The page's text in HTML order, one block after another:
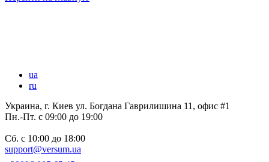
ua
ru
Украина, г. Киев ул. Богдана Гаврилишина 11, офис #1
Пн.-Пт. с 09:00 до 19:00
Сб. с 10:00 до 18:00
support@versum.ua